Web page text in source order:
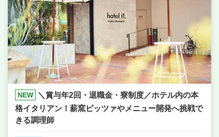
NEW
＼賞与年2回・退職金・寮制度／ホテル内の本
格イタリアン！薪窯ピッツァやメニュー開発へ挑戦で
きる調理師